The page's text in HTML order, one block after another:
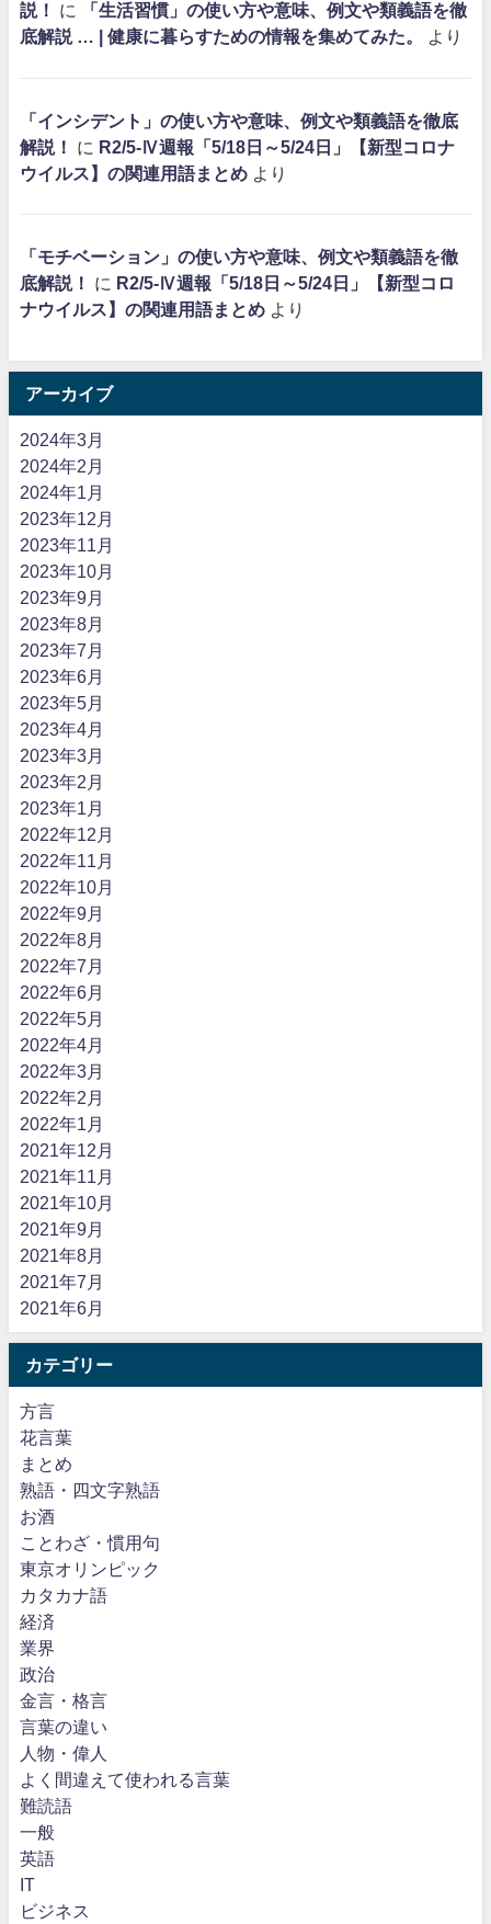
説！
に
「生活習慣」の使い方や意味、例文や類義語を徹
底解説 … | 健康に暮らすための情報を集めてみた。
より
「インシデント」の使い方や意味、例文や類義語を徹底
解説！
に R2/5-Ⅳ週報「5/18日～5/24日」【新型コロナ
ウイルス】の関連用語まとめ より
「モチベーション」の使い方や意味、例文や類義語を徹
底解説！
に R2/5-Ⅳ週報「5/18日～5/24日」【新型コロ
ナウイルス】の関連用語まとめ より
アーカイブ
2024年3月
2024年2月
2024年1月
2023年12月
2023年11月
2023年10月
2023年9月
2023年8月
2023年7月
2023年6月
2023年5月
2023年4月
2023年3月
2023年2月
2023年1月
2022年12月
2022年11月
2022年10月
2022年9月
2022年8月
2022年7月
2022年6月
2022年5月
2022年4月
2022年3月
2022年2月
2022年1月
2021年12月
2021年11月
2021年10月
2021年9月
2021年8月
2021年7月
2021年6月
カテゴリー
方言
花言葉
まとめ
熟語・四文字熟語
お酒
ことわざ・慣用句
東京オリンピック
カタカナ語
経済
業界
政治
金言・格言
言葉の違い
人物・偉人
よく間違えて使われる言葉
難読語
一般
英語
IT
ビジネス